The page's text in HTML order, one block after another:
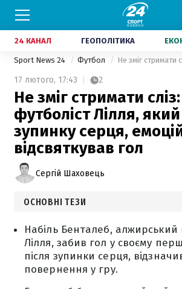
24 КАНАЛ ГЕОПОЛІТИКА
Sport News 24 Футбол
17 лютого, 17:43 2
Не зміг стримати сліз:
футболіст Лілля,
зупинку серця,
відсвяткував гол
Сергій Шаховець
ОСНОВНІ ТЕЗИ
Набіль Бенталеб, алжирський
Лілля, забив гол у своєму
після зупинки серця,
повернення у гру.